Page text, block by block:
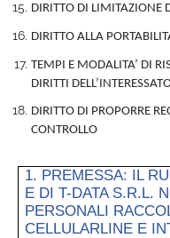
DIRITTO DI LIMITAZIONE
DIRITTO ALLA
TEMPI E MODALITA’ DI
DIRITTI
DIRITTO DI PROPORRE
CONTROLLO
1. PREMESSA: IL
E DI T-DATA S.R.L.
PERSONALI
CELLULARLINE E